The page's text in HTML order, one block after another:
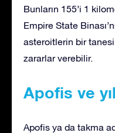
Bunların 155’i 1
Empire State
asteroitlerin bir
zararlar verebilir.
Apofis ve
Apofis ya da takma